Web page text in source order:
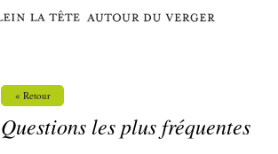
« Retour
Questions les plus fréquentes